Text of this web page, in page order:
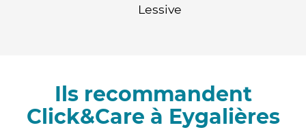
Lessive
Ils recommandent
Click&Care à Eygalières